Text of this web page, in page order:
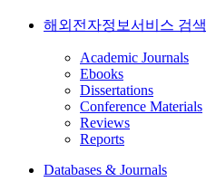
해외전자정보서비스 검색
Academic Journals
Ebooks
Dissertations
Conference Materials
Reviews
Reports
Databases & Journals